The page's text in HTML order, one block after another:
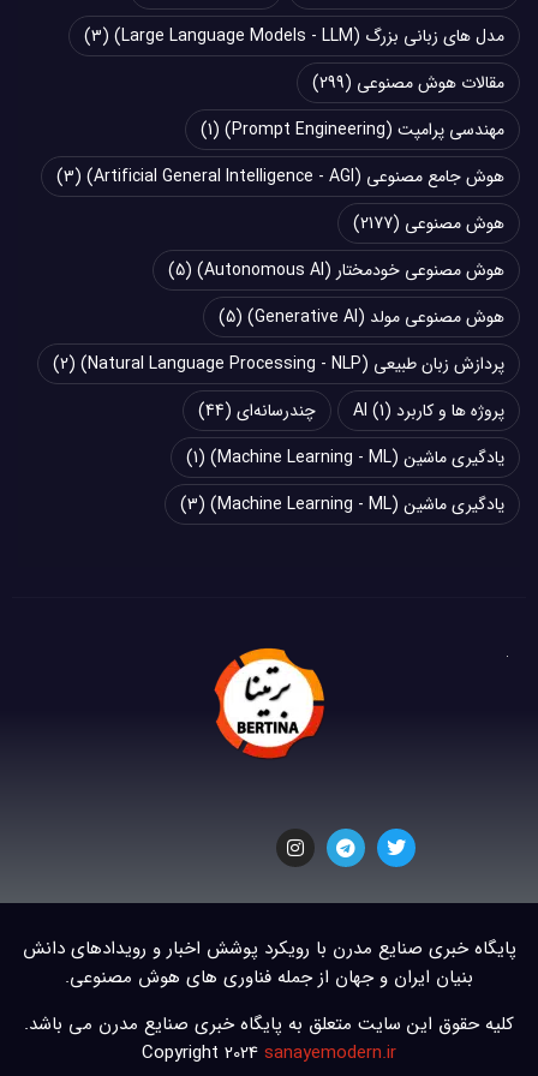
مدل های زبانی بزرگ (Large Language Models - LLM)
(3)
مقالات هوش مصنوعی (299)
مهندسی پرامپت (Prompt Engineering)
(1)
هوش جامع مصنوعی (Artificial General Intelligence - AGI)
(3)
هوش مصنوعی (2177)
هوش مصنوعی خودمختار (Autonomous AI)
(5)
هوش مصنوعی مولد (Generative AI)
(5)
پردازش زبان طبیعی (Natural Language Processing - NLP)
(2)
پروژه ها و کاربرد AI (1) چند‌‌رسانه‌ای (44)
یادگیری ماشین (Machine Learning - ML)
(1)
یادگیری ماشین (Machine Learning - ML)
(3)
پایگاه خبری صنایع مدرن با رویکرد پوشش اخبار و رویدادهای دانش
بنیان ایران و جهان از جمله فناوری های هوش مصنوعی.
کلیه حقوق این سایت متعلق به پایگاه خبری صنایع مدرن می باشد.
Copyright 2024 sanayemodern.ir